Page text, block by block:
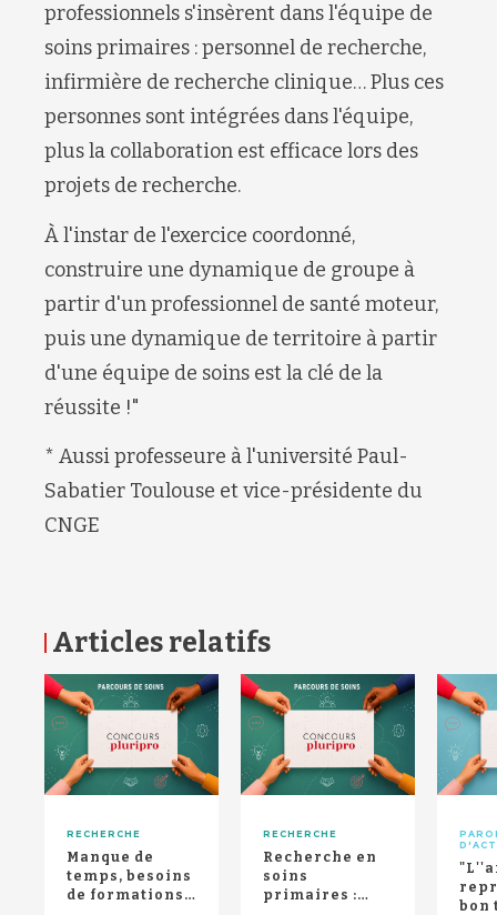
professionnels s'insèrent dans l'équipe de
soins primaires : personnel de recherche,
infirmière de recherche clinique… Plus ces
personnes sont intégrées dans l'équipe,
plus la collaboration est efficace lors des
projets de recherche.
À l'instar de l'exercice coordonné,
construire une dynamique de groupe à
partir d'un professionnel de santé moteur,
puis une dynamique de territoire à partir
d'une équipe de soins est la clé de la
réussite !"
* Aussi professeure à l'université Paul-
Sabatier Toulouse et vice-présidente du
CNGE
Articles relatifs
RECHERCHE
Manque de
temps, besoins
de formations
RECHERCHE
Recherche en
soins
primaires :
bon
RETOUR HAUT DE PAGE